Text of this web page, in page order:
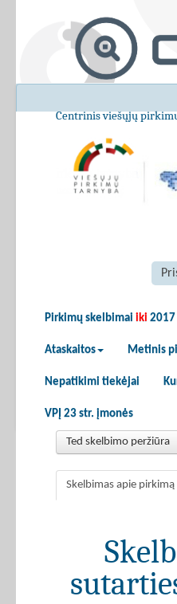
Centrinis viešųjų
Pirkimų skelbimai iki 2017
Ataskaitos Metinis
Nepatikimi tiekėjai
VPĮ 23 str. įmonės
Ted skelbimo peržiūra
Skelbimas apie pirkimą